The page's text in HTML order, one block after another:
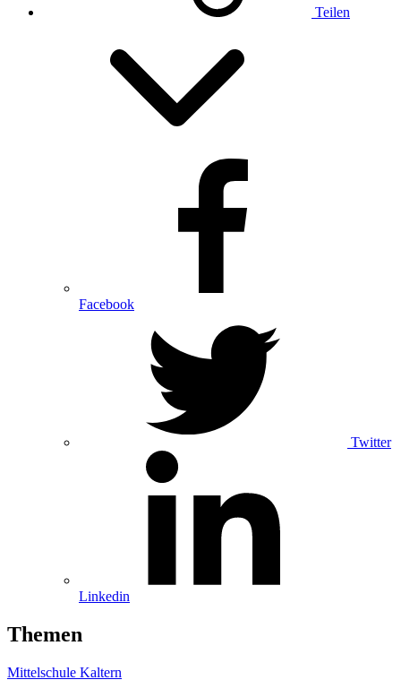
Teilen
Facebook
Twitter
Linkedin
Themen
Mittelschule Kaltern